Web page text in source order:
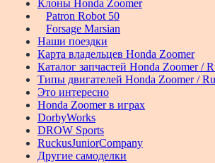
Клоны Honda Zoomer
Patron Robot 50
Forsage Marsian
Наши поездки
Карта владельцев Honda Zoomer
Каталог запчастей Honda Zoomer /
Типы двигателей Honda Zoomer /
Это интересно
Honda Zoomer в играх
DorbyWorks
DROW Sports
RuckusJuniorCompany
Другие самоделки